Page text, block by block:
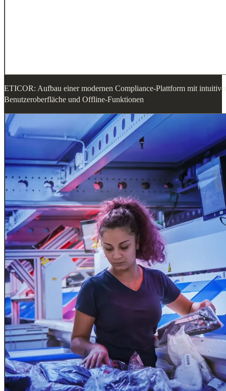
ETICOR: Aufbau einer modernen Compliance-Plattform mit
Benutzeroberfläche und Offline-Funktionen